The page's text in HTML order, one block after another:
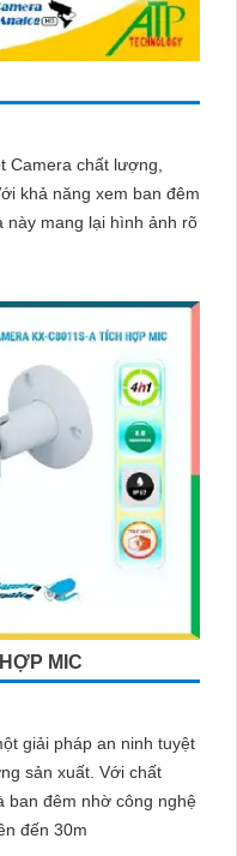
Camera chất lượng,
này mang lại hình ảnh rõ
MIC
giải pháp an ninh tuyệt
Với chất
ban đêm nhờ công nghệ
đến 30m